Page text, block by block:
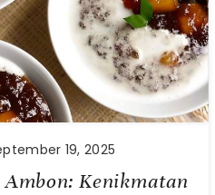
19, 2025
Ambon: Kenikmatan